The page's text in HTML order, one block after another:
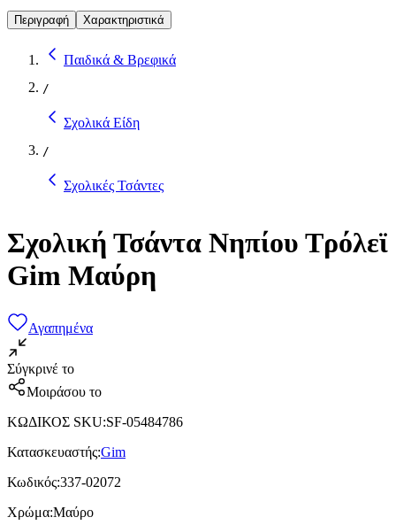
Περιγραφή Χαρακτηριστικά
Παιδικά & Βρεφικά
/
Σχολικά Είδη
/
Σχολικές Τσάντες
Σχολική Τσάντα Νηπίου Τρόλεϊ
Gim Μαύρη
Αγαπημένα
Σύγκρινέ το
Μοιράσου το
ΚΩΔΙΚΟΣ SKU:SF-05484786
Κατασκευαστής:Gim
Κωδικός:337-02072
Χρώμα:Μαύρο